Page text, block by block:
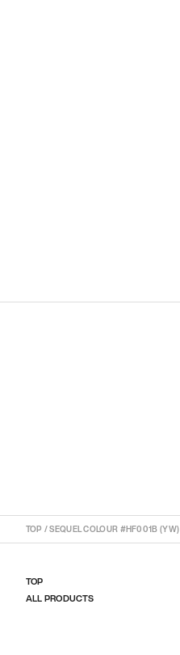
TOP /SEQUEL COLOUR #HF001B (YW)
TOP
ALL PRODUCTS